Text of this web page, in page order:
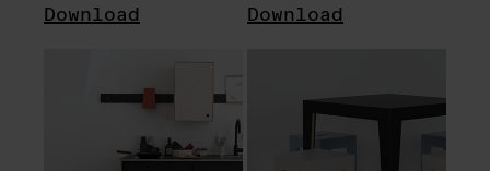
Download Download